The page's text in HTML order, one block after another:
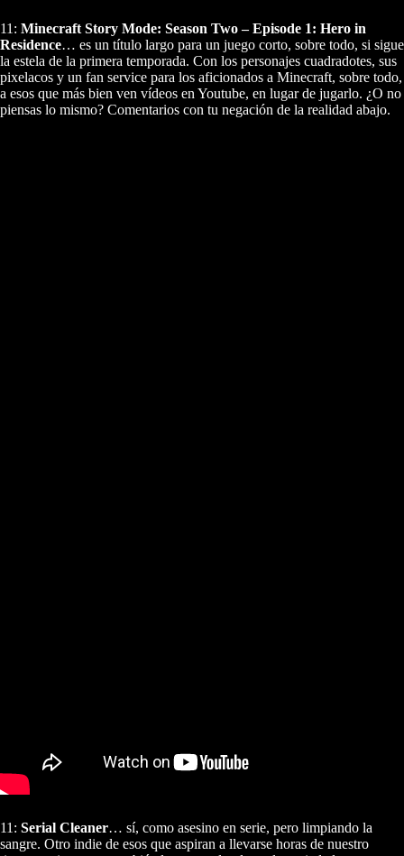
11: Minecraft Story Mode: Season Two – Episode 1: Hero in
Residence… es un título largo para un juego corto, sobre todo, si sigue
la estela de la primera temporada. Con los personajes cuadradotes, sus
pixelacos y un fan service para los aficionados a Minecraft, sobre todo,
a esos que más bien ven vídeos en Youtube, en lugar de jugarlo. ¿O no
piensas lo mismo? Comentarios con tu negación de la realidad abajo.
11: Serial Cleaner… sí, como asesino en serie, pero limpiando la
sangre. Otro indie de esos que aspiran a llevarse horas de nuestro